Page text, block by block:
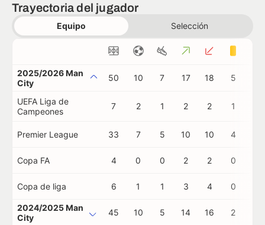
Trayectoria del jugador
Equipo Selección
2025/2026 Man
City
50 10 7 17 18 5
UEFA Liga de
Campeones
7 2 1 2 2 1
Premier League 33 7 5 10 10 4
Copa FA 4 0 0 2 2 0
Copa de liga 6 1 1 3 4 0
2024/2025 Man
City
45 10 5 14 16 2